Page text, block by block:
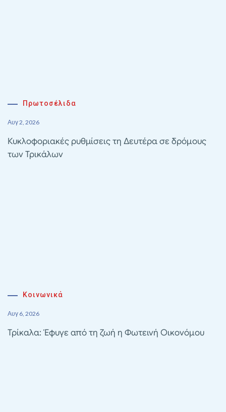
Πρωτοσέλιδα
Αυγ 2, 2026
Κυκλοφοριακές ρυθμίσεις τη Δευτέρα σε δρόμους
των Τρικάλων
Κοινωνικά
Αυγ 6, 2026
Τρίκαλα: Έφυγε από τη ζωή η Φωτεινή Οικονόμου